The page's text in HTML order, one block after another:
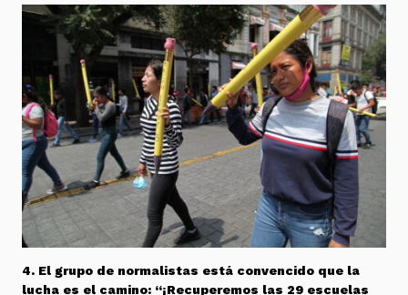
4. El grupo de normalistas está convencido que la
lucha es el camino: “¡Recuperemos las 29 escuelas